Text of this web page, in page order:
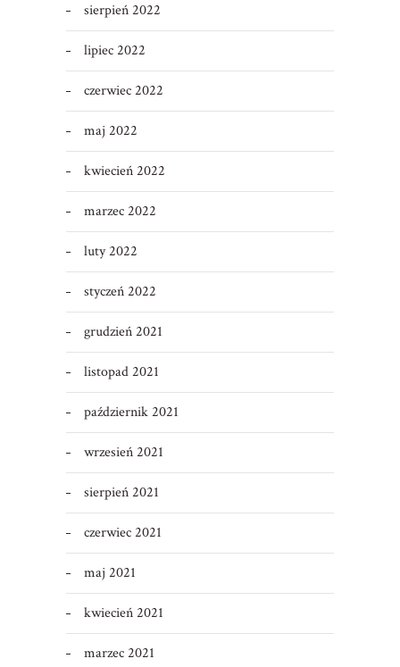
sierpień 2022
lipiec 2022
czerwiec 2022
maj 2022
kwiecień 2022
marzec 2022
luty 2022
styczeń 2022
grudzień 2021
listopad 2021
październik 2021
wrzesień 2021
sierpień 2021
czerwiec 2021
maj 2021
kwiecień 2021
marzec 2021